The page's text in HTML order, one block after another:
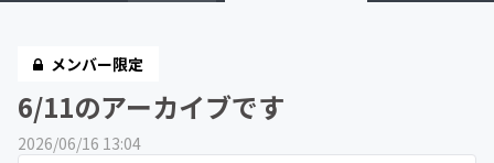
メンバー限定
6/11のアーカイブです
2026/06/16 13:04